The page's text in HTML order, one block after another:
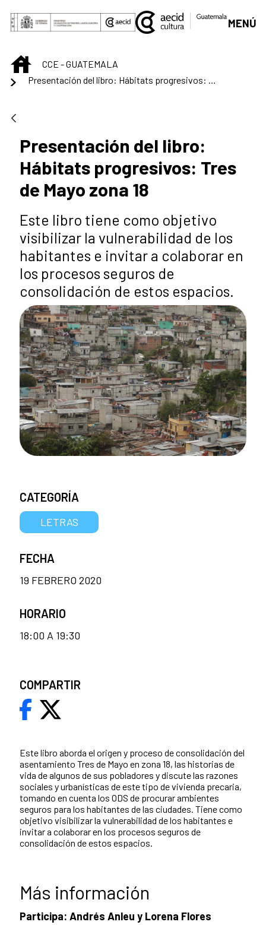
Saltar al contenido principal
MENÚ
INICIOCCE - GUATEMALA
Presentación del libro:
Hábitats progresivos: Tres
de Mayo zona 18
Este libro tiene como objetivo
visibilizar la vulnerabilidad de los
habitantes e invitar a colaborar en
los procesos seguros de
consolidación de estos espacios.
Este libro aborda el origen y proceso de consolidación del
asentamiento Tres de Mayo en zona 18, las historias de
vida de algunos de sus pobladores y discute las razones
sociales y urbanísticas de este tipo de vivienda precaria,
tomando en cuenta los ODS de procurar ambientes
seguros para los habitantes de las ciudades. Tiene como
objetivo visibilizar la vulnerabilidad de los habitantes e
invitar a colaborar en los procesos seguros de
consolidación de estos espacios.
Más información
Participa: Andrés Anleu y Lorena Flores
CATEGORÍA
LETRAS
FECHA
19 FEBRERO 2020
HORARIO
18:00 A 19:30
COMPARTIR